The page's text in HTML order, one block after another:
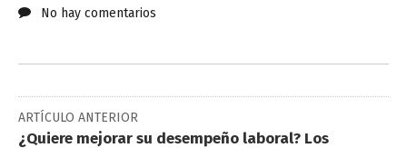
No hay comentarios
ARTÍCULO ANTERIOR
¿Quiere mejorar su desempeño laboral? Los